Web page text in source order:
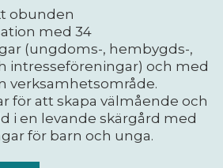
obunden
med 34
(ungdoms-, hembygds-,
intresseföreningar) och med
verksamhetsområde.
för att skapa välmående och
i en levande skärgård med
för barn och unga.